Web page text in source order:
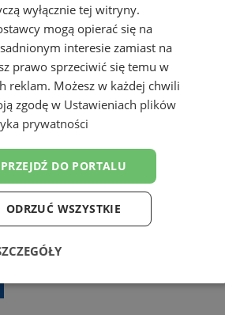
Żory
wyłącznie tej witryny.
mogą opierać się na
interesie zamiast na
prawo sprzeciwić się temu w
reklam. Możesz w każdej chwili
zgodę w Ustawieniach plików
prywatności
PRZEJDŹ DO PORTALU
ODRZUĆ WSZYSTKIE
Wydajność Targetowanie